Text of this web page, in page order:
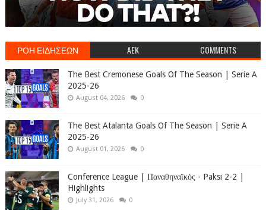
ΡΟΗ ΕΙΔΗΣΕΩΝ AEK COMMENTS
The Best Cremonese Goals Of The Season | Serie A
2025-26
August 04, 2026 0
The Best Atalanta Goals Of The Season | Serie A
2025-26
August 01, 2026 0
Conference League | Παναθηναϊκός - Paksi 2-2 |
Highlights
July 31, 2026 0